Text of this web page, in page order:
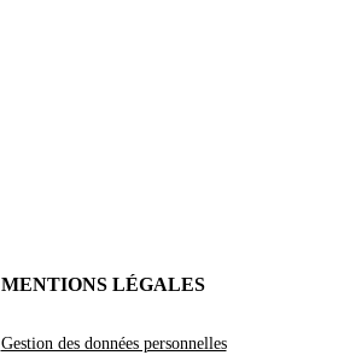
MENTIONS LÉGALES
Gestion des données personnelles